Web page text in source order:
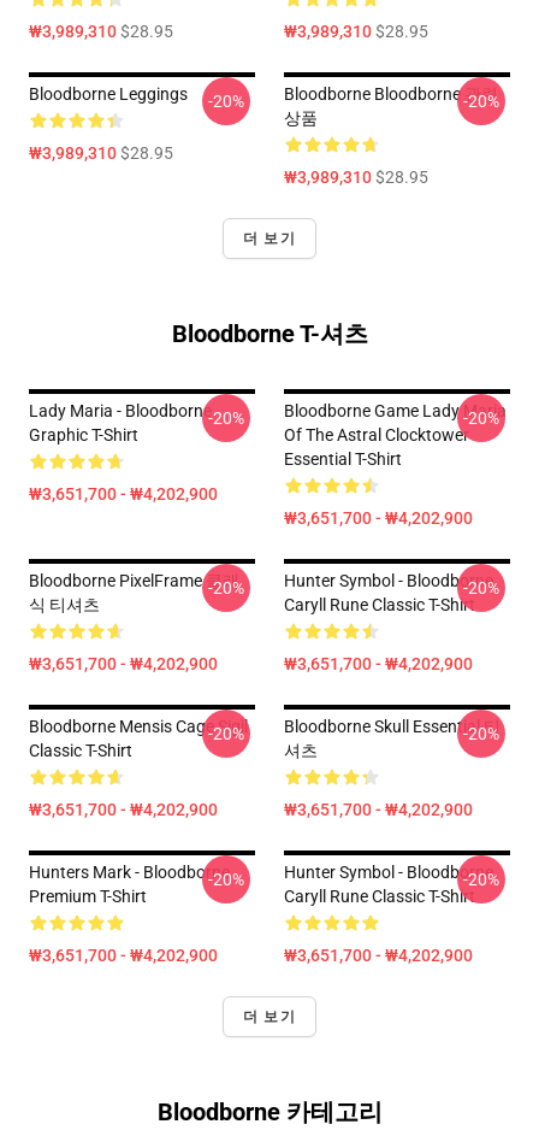
₩3,989,310$28.95 ₩3,989,310$28.95
Bloodborne Leggings
₩3,989,310$28.95
-20%
Bloodborne Bloodborne 관련
상품
₩3,989,310$28.95
-20%
더 보기
Bloodborne T-셔츠
Lady Maria - Bloodborne
Graphic T-Shirt
₩3,651,700 - ₩4,202,900
-20%
Bloodborne Game Lady Maria
Of The Astral Clocktower
Essential T-Shirt
₩3,651,700 - ₩4,202,900
-20%
Bloodborne PixelFrame 클래
식 티셔츠
₩3,651,700 - ₩4,202,900
-20%
Hunter Symbol - Bloodborne
Caryll Rune Classic T-Shirt
₩3,651,700 - ₩4,202,900
-20%
Bloodborne Mensis Cage Sigil
Classic T-Shirt
₩3,651,700 - ₩4,202,900
-20%
Bloodborne Skull Essential 티
셔츠
₩3,651,700 - ₩4,202,900
-20%
Hunters Mark - Bloodborne
Premium T-Shirt
₩3,651,700 - ₩4,202,900
-20%
Hunter Symbol - Bloodborne
Caryll Rune Classic T-Shirt
₩3,651,700 - ₩4,202,900
-20%
더 보기
Bloodborne 카테고리